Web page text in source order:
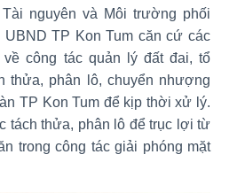
nguyên và Môi trường phối
TP Kon Tum căn cứ các
công tác quản lý đất đai, tổ
thửa, phân lô, chuyển nhượng
TP Kon Tum để kịp thời xử lý.
tách thửa, phân lô để trục lợi từ
trong công tác giải phóng mặt